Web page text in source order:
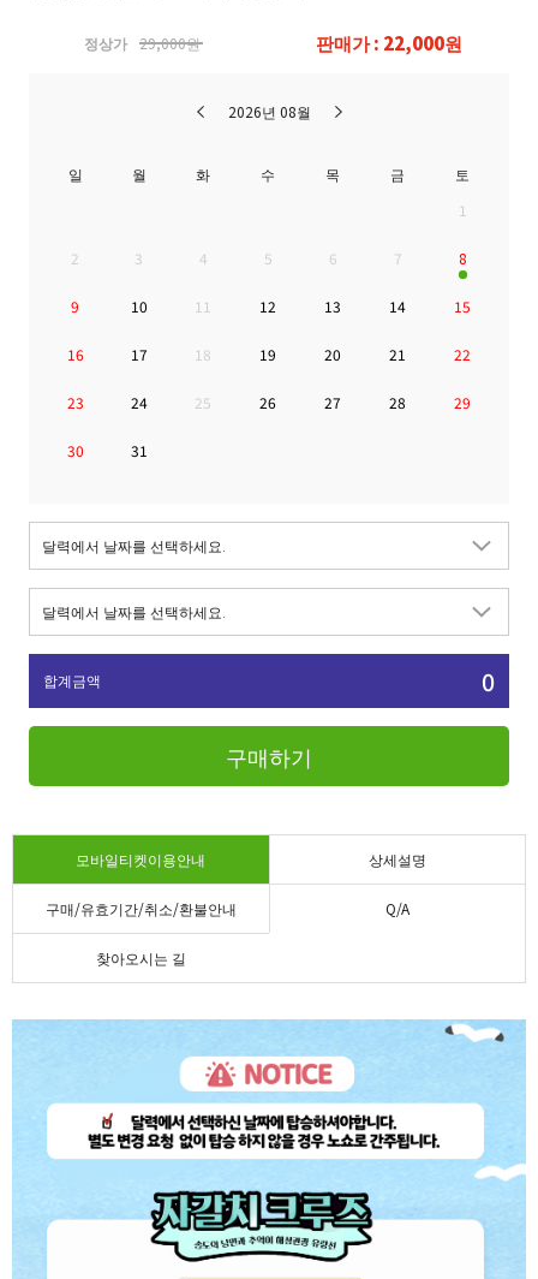
정상가 29,000원 판매가 : 22,000원
2026년 08월
일 월 화 수 목 금
토
1
2 3 4 5 6 7 8
9 10 11 12 13 14 15
16 17 18 19 20 21 22
23 24 25 26 27 28 29
30 31
합계금액 0
구매하기
모바일티켓이용안내 상세설명
구매/유효기간/취소/환불안내 Q/A
찾아오시는 길